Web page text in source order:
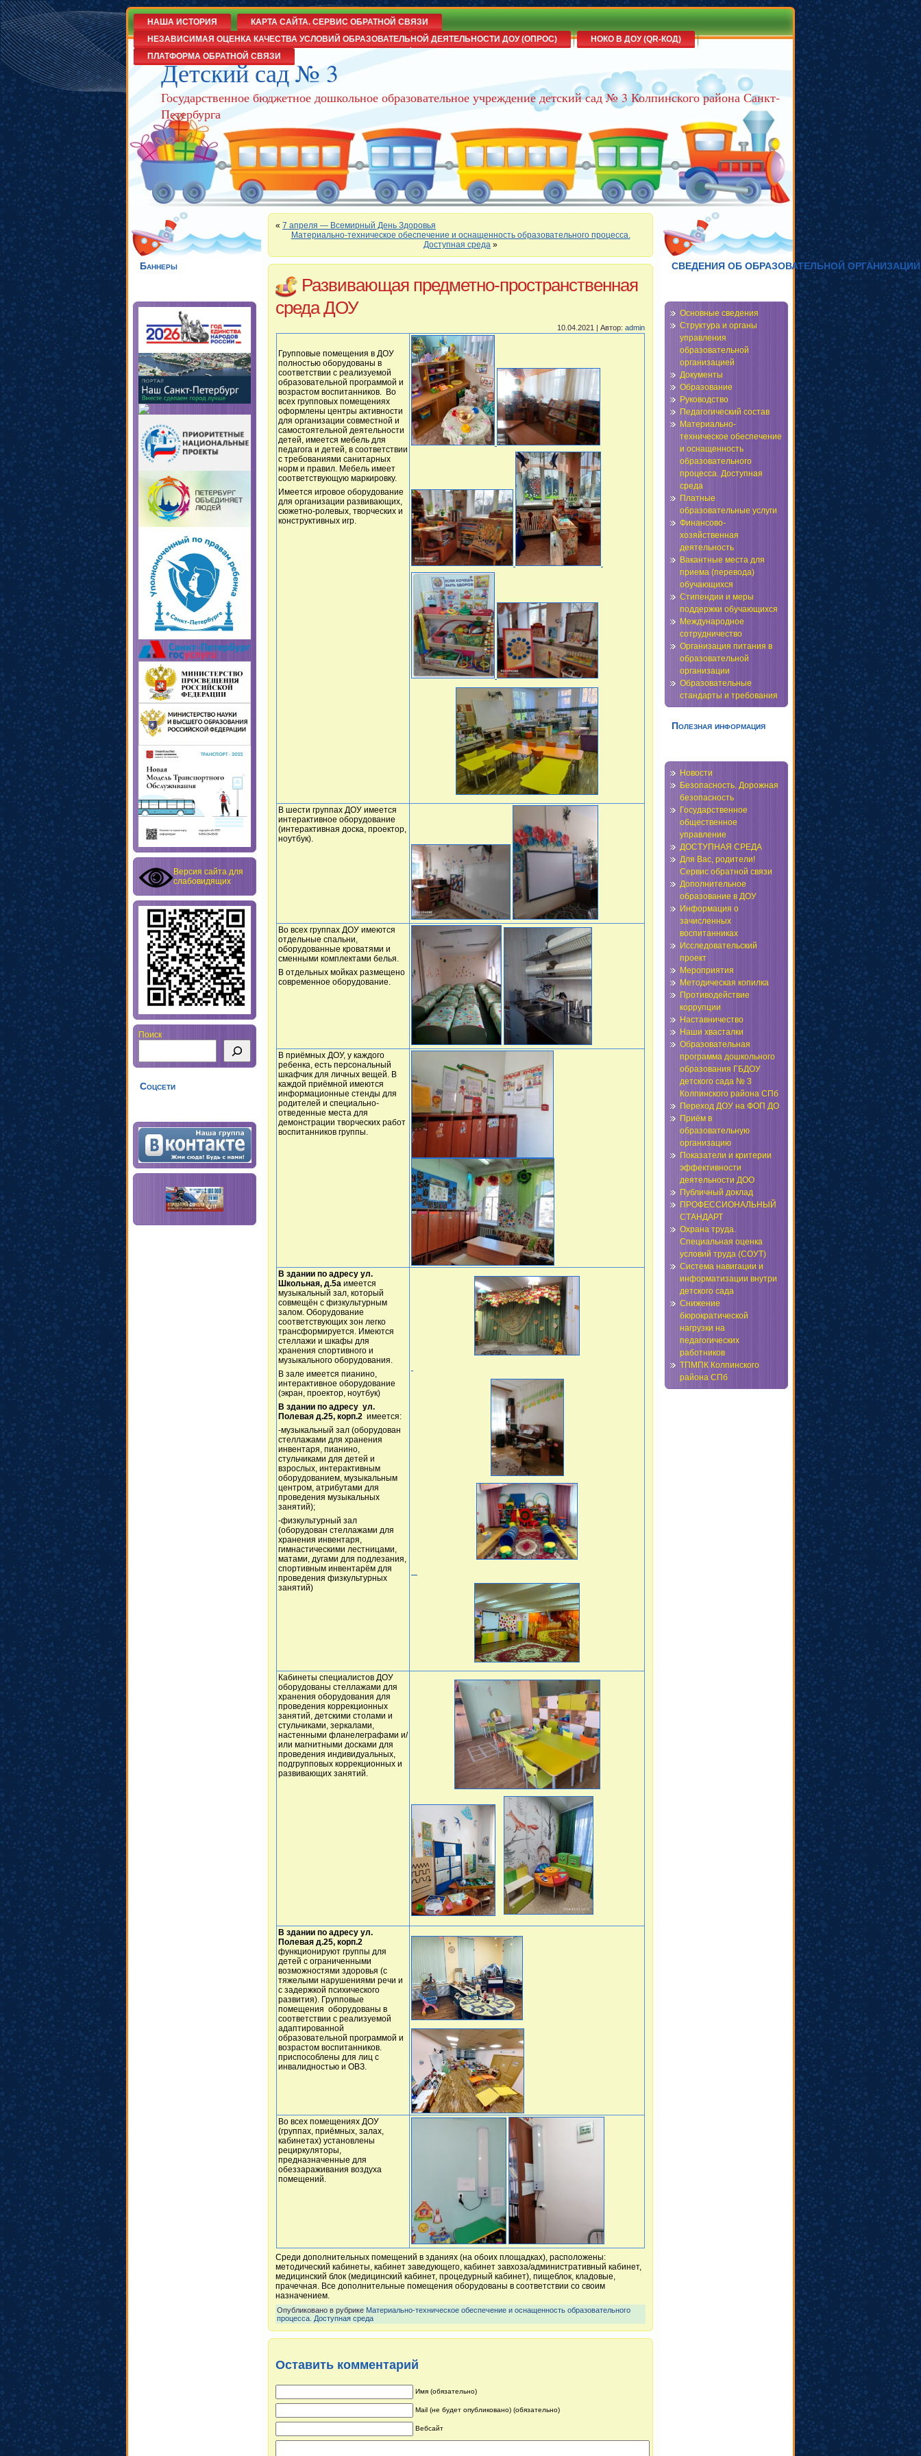
Детский сад № 3
Государственное бюджетное дошкольное образовательное учреждение детский сад № 3 Колпинского района Санкт-
Петербурга
НАША ИСТОРИЯ
КАРТА САЙТА. СЕРВИС ОБРАТНОЙ СВЯЗИ
НЕЗАВИСИМАЯ ОЦЕНКА КАЧЕСТВА УСЛОВИЙ ОБРАЗОВАТЕЛЬНОЙ ДЕЯТЕЛЬНОСТИ ДОУ (ОПРОС)
НОКО В ДОУ (QR-КОД)
ПЛАТФОРМА ОБРАТНОЙ СВЯЗИ
Баннеры
Версия сайта для
слабовидящих
Поиск
Соцсети
« 7 апреля — Всемирный День Здоровья
Материально-техническое обеспечение и оснащенность образовательного процесса.
Доступная среда »
Развивающая предметно-пространственная
среда ДОУ
10.04.2021 | Автор: admin
Групповые помещения в ДОУ
полностью оборудованы в
соответствии с реализуемой
образовательной программой и
возрастом воспитанников. Во
всех групповых помещениях
оформлены центры активности
для организации совместной и
самостоятельной деятельности
детей, имеется мебель для
педагога и детей, в соответствии
с требованиями санитарных
норм и правил. Мебель имеет
соответствующую маркировку.
Имеется игровое оборудование
для организации развивающих,
сюжетно-ролевых, творческих и
конструктивных игр.
В шести группах ДОУ имеется
интерактивное оборудование
(интерактивная доска, проектор,
ноутбук).
Во всех группах ДОУ имеются
отдельные спальни,
оборудованные кроватями и
сменными комплектами белья.
В отдельных мойках размещено
современное оборудование.
В приёмных ДОУ, у каждого
ребенка, есть персональный
шкафчик для личных вещей. В
каждой приёмной имеются
информационные стенды для
родителей и специально-
отведенные места для
демонстрации творческих работ
воспитанников группы.
В здании по адресу ул.
Школьная, д.5а имеется
музыкальный зал, который
совмещён с физкультурным
залом. Оборудование
соответствующих зон легко
трансформируется. Имеются
стеллажи и шкафы для
хранения спортивного и
музыкального оборудования.
В зале имеется пианино,
интерактивное оборудование
(экран, проектор, ноутбук)
В здании по адресу ул.
Полевая д.25, корп.2 имеется:
-музыкальный зал (оборудован
стеллажами для хранения
инвентаря, пианино,
стульчиками для детей и
взрослых, интерактивным
оборудованием, музыкальным
центром, атрибутами для
проведения музыкальных
занятий);
-физкультурный зал
(оборудован стеллажами для
хранения инвентаря,
гимнастическими лестницами,
матами, дугами для подлезания,
спортивным инвентарём для
проведения физкультурных
занятий)
Кабинеты специалистов ДОУ
оборудованы стеллажами для
хранения оборудования для
проведения коррекционных
занятий, детскими столами и
стульчиками, зеркалами,
настенными фланелеграфами и/
или магнитными досками для
проведения индивидуальных,
подгрупповых коррекционных и
развивающих занятий.
В здании по адресу ул.
Полевая д.25, корп.2
функционируют группы для
детей с ограниченными
возможностями здоровья (с
тяжелыми нарушениями речи и
с задержкой психического
развития). Групповые
помещения оборудованы в
соответствии с реализуемой
адаптированной
образовательной программой и
возрастом воспитанников.
приспособлены для лиц с
инвалидностью и ОВЗ.
Во всех помещениях ДОУ
(группах, приёмных, залах,
кабинетах) установлены
рециркуляторы,
предназначенные для
обеззараживания воздуха
помещений.
Среди дополнительных помещений в зданиях (на обоих площадках), расположены:
методический кабинеты, кабинет заведующего, кабинет завхоза/административный кабинет,
медицинский блок (медицинский кабинет, процедурный кабинет), пищеблок, кладовые,
прачечная. Все дополнительные помещения оборудованы в соответствии со своим
назначением.
Опубликовано в рубрике Материально-техническое обеспечение и оснащенность образовательного
процесса. Доступная среда
Оставить комментарий
Имя (обязательно)
Mail (не будет опубликовано) (обязательно)
Вебсайт
СВЕДЕНИЯ ОБ ОБРАЗОВАТЕЛЬНОЙ ОРГАНИЗАЦИИ
Основные сведения
Структура и органы
управления
образовательной
организацией
Документы
Образование
Руководство
Педагогический состав
Материально-
техническое обеспечение
и оснащенность
образовательного
процесса. Доступная
среда
Платные
образовательные услуги
Финансово-
хозяйственная
деятельность
Вакантные места для
приема (перевода)
обучающихся
Стипендии и меры
поддержки обучающихся
Международное
сотрудничество
Организация питания в
образовательной
организации
Образовательные
стандарты и требования
Полезная информация
Новости
Безопасность. Дорожная
безопасность
Государственное
общественное
управление
ДОСТУПНАЯ СРЕДА
Для Вас, родители!
Сервис обратной связи
Дополнительное
образование в ДОУ
Информация о
зачисленных
воспитанниках
Исследовательский
проект
Мероприятия
Методическая копилка
Противодействие
коррупции
Наставничество
Наши хвасталки
Образовательная
программа дошкольного
образования ГБДОУ
детского сада № 3
Колпинского района СПб
Переход ДОУ на ФОП ДО
Приём в
образовательную
организацию
Показатели и критерии
эффективности
деятельности ДОО
Публичный доклад
ПРОФЕССИОНАЛЬНЫЙ
СТАНДАРТ
Охрана труда.
Специальная оценка
условий труда (СОУТ)
Система навигации и
информатизации внутри
детского сада
Снижение
бюрократической
нагрузки на
педагогических
работников
ТПМПК Колпинского
района СПб